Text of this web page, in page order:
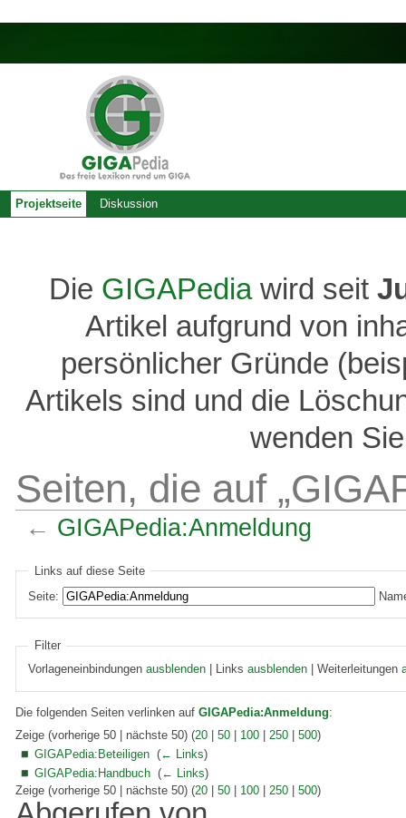
Die GIGAPediawird seit
Artikel aufgrund von
persönlicher Gründe
Artikels sind und die
wenden
Seiten, die auf
← GIGAPedia:Anmeldung
Links auf diese Seite
Seite:
Filter
Vorlageneinbindungenausblenden | Linksausblenden | Weiterleitungen
Die folgenden Seiten verlinken auf GIGAPedia:Anmeldung:
Zeige (vorherige 50 | nächste 50) (20 50 100 250 500)
GIGAPedia:Beteiligen ‎(← Links)
GIGAPedia:Handbuch ‎(← Links)
Zeige (vorherige 50 | nächste 50) (20 50 100 250 500)
Projektseite Diskussion